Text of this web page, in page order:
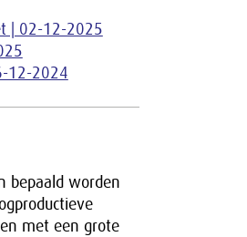
| 02-12-2025
12-2024
bepaald worden
met een grote